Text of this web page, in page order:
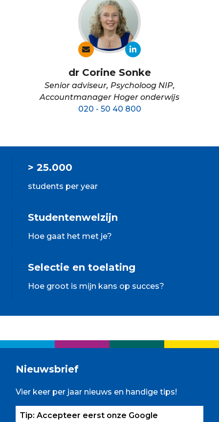
dr Corine Sonke
Senior adviseur, Psycholoog NIP,
Accountmanager Hoger onderwijs
020 - 50 40 800
> 25.000
students per year
Studentenwelzijn
Hoe gaat het met je?
Selectie en toelating
Hoe groot is mijn kans op succes?
Nieuwsbrief
Vier keer per jaar nieuws en handige tips!
Tip: Accepteer eerst onze Google